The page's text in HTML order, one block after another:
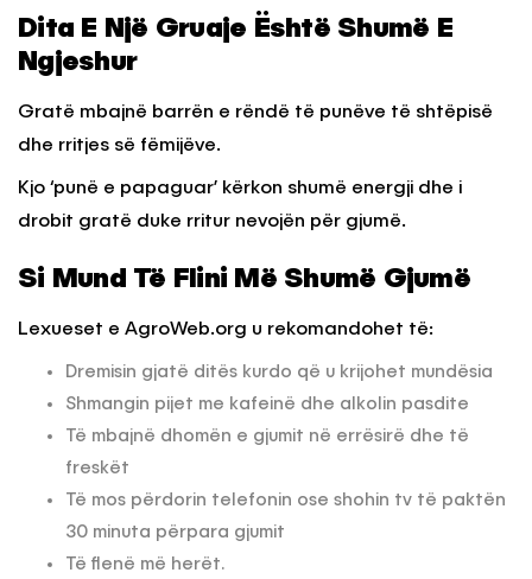
Dita E Një Gruaje Është Shumë E
Ngjeshur
Gratë mbajnë barrën e rëndë të punëve të shtëpisë
dhe rritjes së fëmijëve.
Kjo ‘punë e papaguar’ kërkon shumë energji dhe i
drobit gratë duke rritur nevojën për gjumë.
Si Mund Të Flini Më Shumë Gjumë
Lexueset e AgroWeb.org u rekomandohet të:
Dremisin gjatë ditës kurdo që u krijohet mundësia
Shmangin pijet me kafeinë dhe alkolin pasdite
Të mbajnë dhomën e gjumit në errësirë dhe të
freskët
Të mos përdorin telefonin ose shohin tv të paktën
30 minuta përpara gjumit
Të flenë më herët.